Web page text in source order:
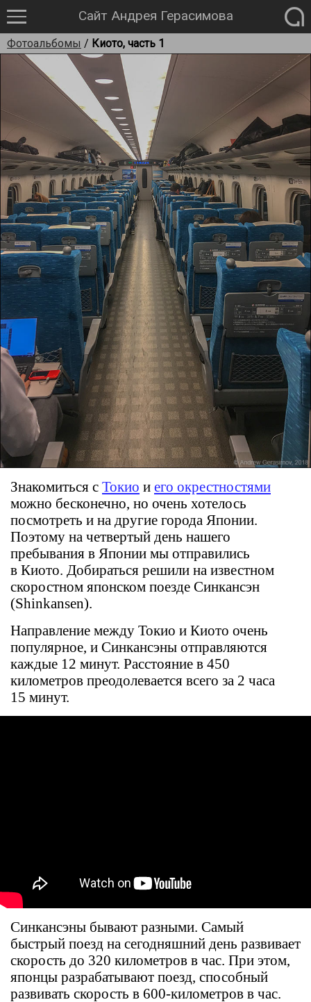
Сайт Андрея Герасимова
Фотоальбомы / Киото, часть 1
Знакомиться с Токио и его окрестностями
можно бесконечно, но очень хотелось
посмотреть и на другие города Японии.
Поэтому на четвертый день нашего
пребывания в Японии мы отправились
в Киото. Добираться решили на известном
скоростном японском поезде Синкансэн
(Shinkansen).
Направление между Токио и Киото очень
популярное, и Синкансэны отправляются
каждые 12 минут. Расстояние в 450
километров преодолевается всего за 2 часа
15 минут.
Синкансэны бывают разными. Самый
быстрый поезд на сегодняшний день развивает
скорость до 320 километров в час. При этом,
японцы разрабатывают поезд, способный
развивать скорость в 600-километров в час.